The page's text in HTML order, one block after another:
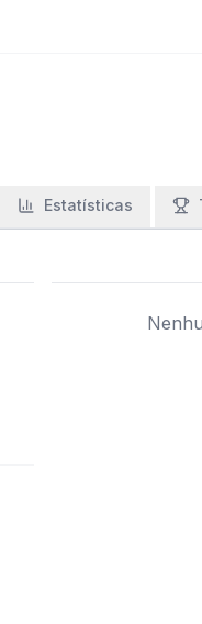
Estatísticas